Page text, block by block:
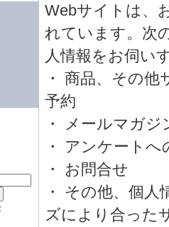
Webサイトは、
れています。次
人情報をお伺い
・ 商品、その
予約
・ メールマガ
・ アンケートへ
・ お問合せ
・ その他、個
ズにより合った